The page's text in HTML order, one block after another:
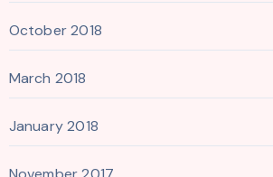
October 2018
March 2018
January 2018